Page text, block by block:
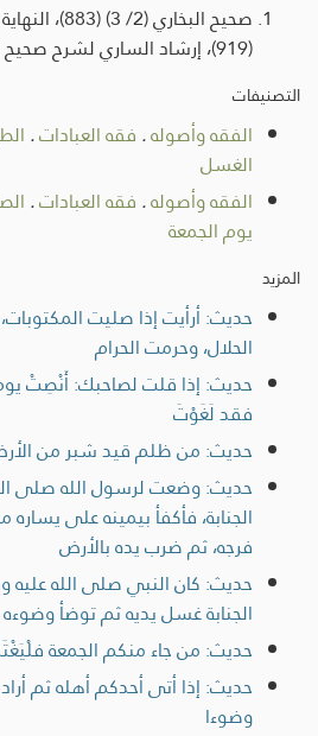
صحيح البخاري
(919)، إرشاد الساري لشرح صحيح البخاري (2/ 161).
التصنيفات
الفقه وأصوله. فقه العبادات.
الغسل
الفقه وأصوله. فقه العبادات.
يوم الجمعة
المزيد
حديث: أرأيت إذا صليت
الحلال، وحرمت الحرام
حديث: إذا قلت لصاحبك: أَنْصِتْ
فقد لَغَوْتَ
حديث: من ظلم قيد شبر من
حديث: وضعت لرسول الله صلى
الجنابة، فأكفأ بيمينه على
فرجه، ثم ضرب يده بالأرض
حديث: كان النبي صلى الله
الجنابة غسل يديه ثم توضأ
حديث: من جاء منكم الجمعة
حديث: إذا أتى أحدكم أهله ثم
وضوءا